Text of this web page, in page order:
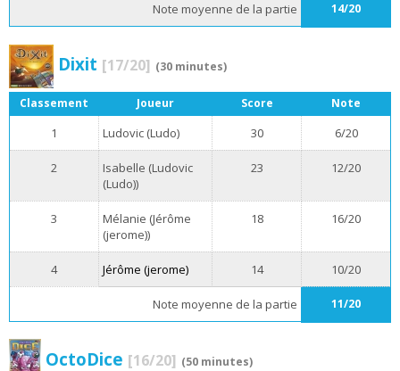
Note moyenne de la partie 14/20
Dixit [17/20] (30 minutes)
Classement Joueur Score Note
1 Ludovic (Ludo) 30 6/20
2
Isabelle (Ludovic
(Ludo))
23 12/20
3
Mélanie (Jérôme
(jerome))
18 16/20
4 Jérôme (jerome) 14 10/20
Note moyenne de la partie 11/20
OctoDice [16/20] (50 minutes)